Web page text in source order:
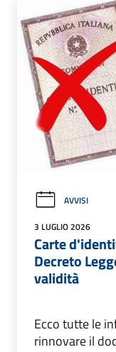
AVVISI
3 LUGLIO 2026
Carte
Decreto
validità
Ecco tutte le
rinnovare il